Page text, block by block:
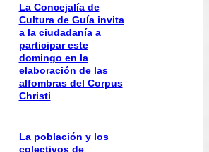
La Concejalía de
Cultura de Guía invita
a la ciudadanía a
participar este
domingo en la
elaboración de las
alfombras del Corpus
Christi
La población y los
colectivos de